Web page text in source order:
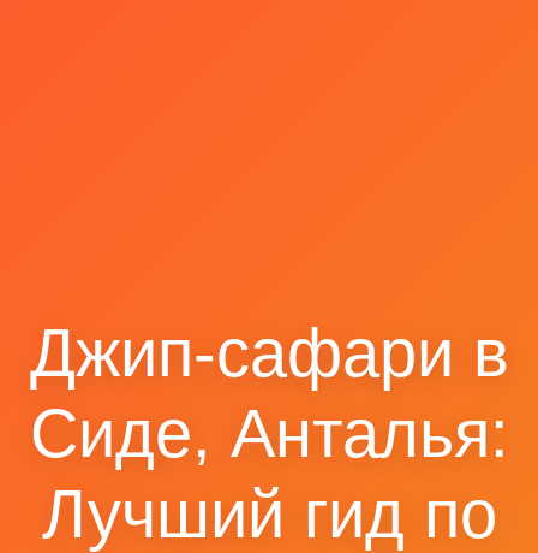
Джип-сафари в
Сиде, Анталья:
Лучший гид по